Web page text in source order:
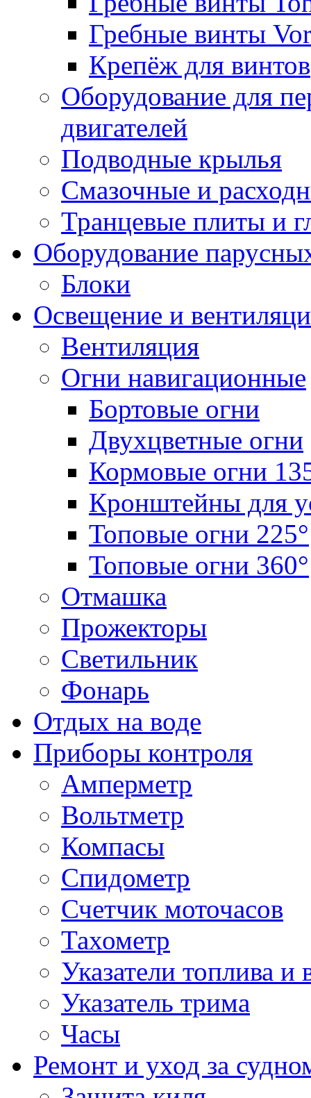
Гребные винты
Крепёж для винтов
Оборудование для
двигателей
Подводные крылья
Смазочные и
Транцевые плиты и
Оборудование
Блоки
Освещение и
Вентиляция
Огни навигационные
Бортовые огни
Двухцветные огни
Кормовые огни
Кронштейны для
Топовые огни 225°
Топовые огни 360°
Отмашка
Прожекторы
Светильник
Фонарь
Отдых на воде
Приборы контроля
Амперметр
Вольтметр
Компасы
Спидометр
Счетчик моточасов
Тахометр
Указатели топлива и
Указатель трима
Часы
Ремонт и уход за